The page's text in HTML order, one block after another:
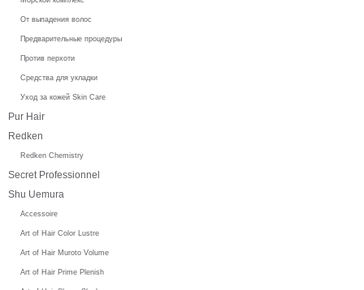
От выпадения волос
Предварительные процедуры
Против перхоти
Средства для укладки
Уход за кожей Skin Care
Pur Hair
Redken
Redken Chemistry
Secret Professionnel
Shu Uemura
Accessoire
Art of Hair Color Lustre
Art of Hair Muroto Volume
Art of Hair Prime Plenish